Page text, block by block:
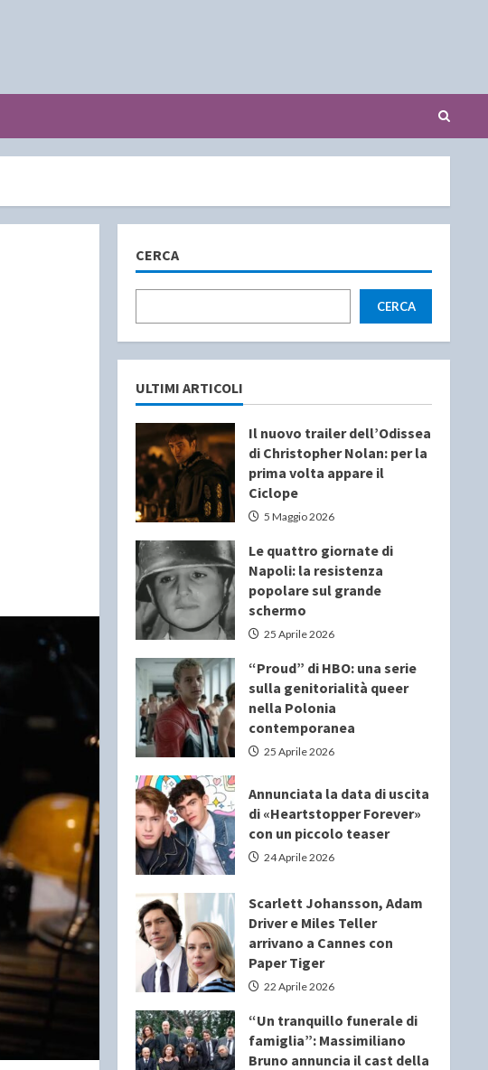
CERCA
CERCA
ULTIMI ARTICOLI
Il nuovo trailer dell’Odissea
di Christopher Nolan: per la
prima volta appare il
Ciclope
5 Maggio 2026
Le quattro giornate di
Napoli: la resistenza
popolare sul grande
schermo
25 Aprile 2026
“Proud” di HBO: una serie
sulla genitorialità queer
nella Polonia
contemporanea
25 Aprile 2026
Annunciata la data di uscita
di «Heartstopper Forever»
con un piccolo teaser
24 Aprile 2026
Scarlett Johansson, Adam
Driver e Miles Teller
arrivano a Cannes con
Paper Tiger
22 Aprile 2026
“Un tranquillo funerale di
famiglia”: Massimiliano
Bruno annuncia il cast della